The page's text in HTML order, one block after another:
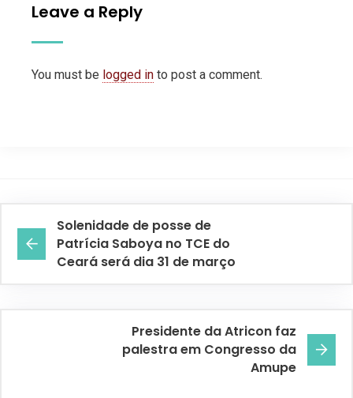
Leave a Reply
You must be logged in to post a comment.
Solenidade de posse de
Patrícia Saboya no TCE do
Ceará será dia 31 de março
Presidente da Atricon faz
palestra em Congresso da
Amupe